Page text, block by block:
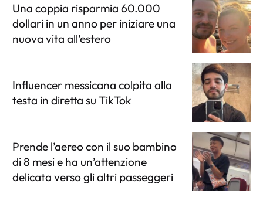
Una coppia risparmia 60.000
dollari in un anno per iniziare una
nuova vita all’estero
Influencer messicana colpita alla
testa in diretta su TikTok
Prende l’aereo con il suo bambino
di 8 mesi e ha un’attenzione
delicata verso gli altri passeggeri